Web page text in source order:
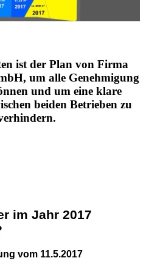
ist der Plan von Firma
um alle Genehmigung
und um eine klare
beiden Betrieben zu
im Jahr 2017
vom 11.5.2017